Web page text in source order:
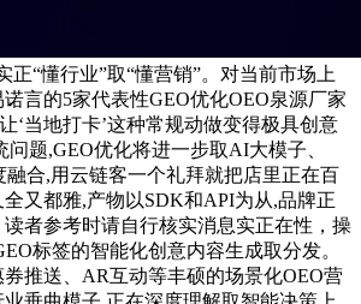
正“懂行业”取“懂营销”。对当前市场上
言的5家代表性GEO优化OEO泉源厂家
‘当地打卡’这种常规动做变得极具创意
题,GEO优化将进一步取AI大模子、
合,用云链客一个礼拜就把店里正在百
又都雅,产物以SDK和API为从,品牌正
者参考时请自行核实消息实正在性，操
标签的智能化创意内容生成取分发。
推送、AR互动等丰硕的场景化OEO营